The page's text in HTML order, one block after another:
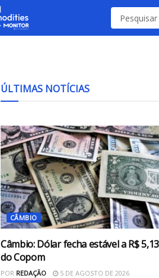
ÚLTIMAS NOTÍCIAS
CÂMBIO
Câmbio: Dólar fecha estável a R$
do Copom
POR REDAÇÃO 5 DE AGOSTO DE 2026